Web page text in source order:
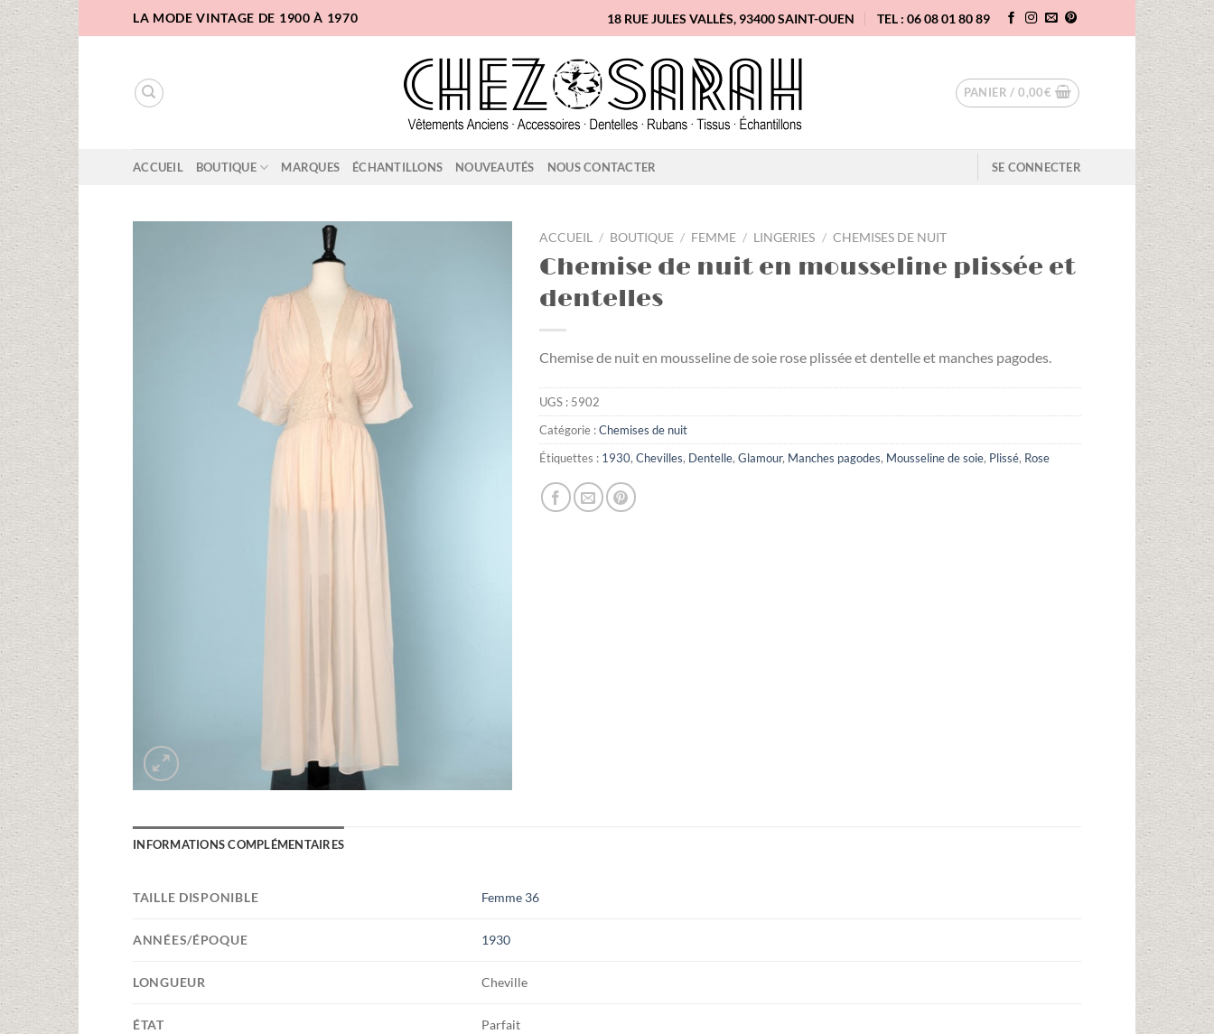
au
LA MODE VINTAGE DE 1900 À 1970 18 RUE JULES VALLÈS, 93400 SAINT-OUEN TEL : 06 08 01 80 89
PANIER /0,00€
ACCUEIL BOUTIQUE MARQUES ÉCHANTILLONS NOUVEAUTÉS NOUS CONTACTER SE CONNECTER
ACCUEIL / BOUTIQUE / FEMME / LINGERIES / CHEMISES DE NUIT
Chemise de nuit en mousseline plissée et
dentelles
Chemise de nuit en mousseline de soie rose plissée et dentelle et manches pagodes.
UGS : 5902
Catégorie :Chemises de nuit
Étiquettes : 1930, Chevilles, Dentelle, Glamour, Manches pagodes, Mousseline de soie, Plissé, Rose
INFORMATIONS COMPLÉMENTAIRES
TAILLE DISPONIBLE Femme 36
ANNÉES/ÉPOQUE 1930
LONGUEUR Cheville
ÉTAT Parfait